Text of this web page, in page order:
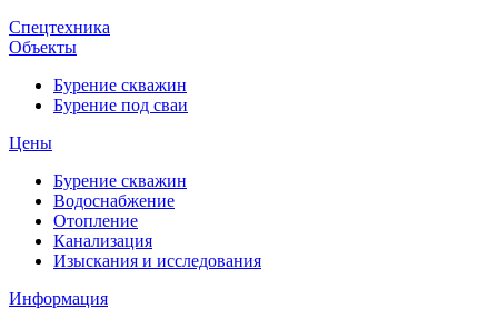
Спецтехника
Объекты
Бурение скважин
Бурение под сваи
Цены
Бурение скважин
Водоснабжение
Отопление
Канализация
Изыскания и исследования
Информация